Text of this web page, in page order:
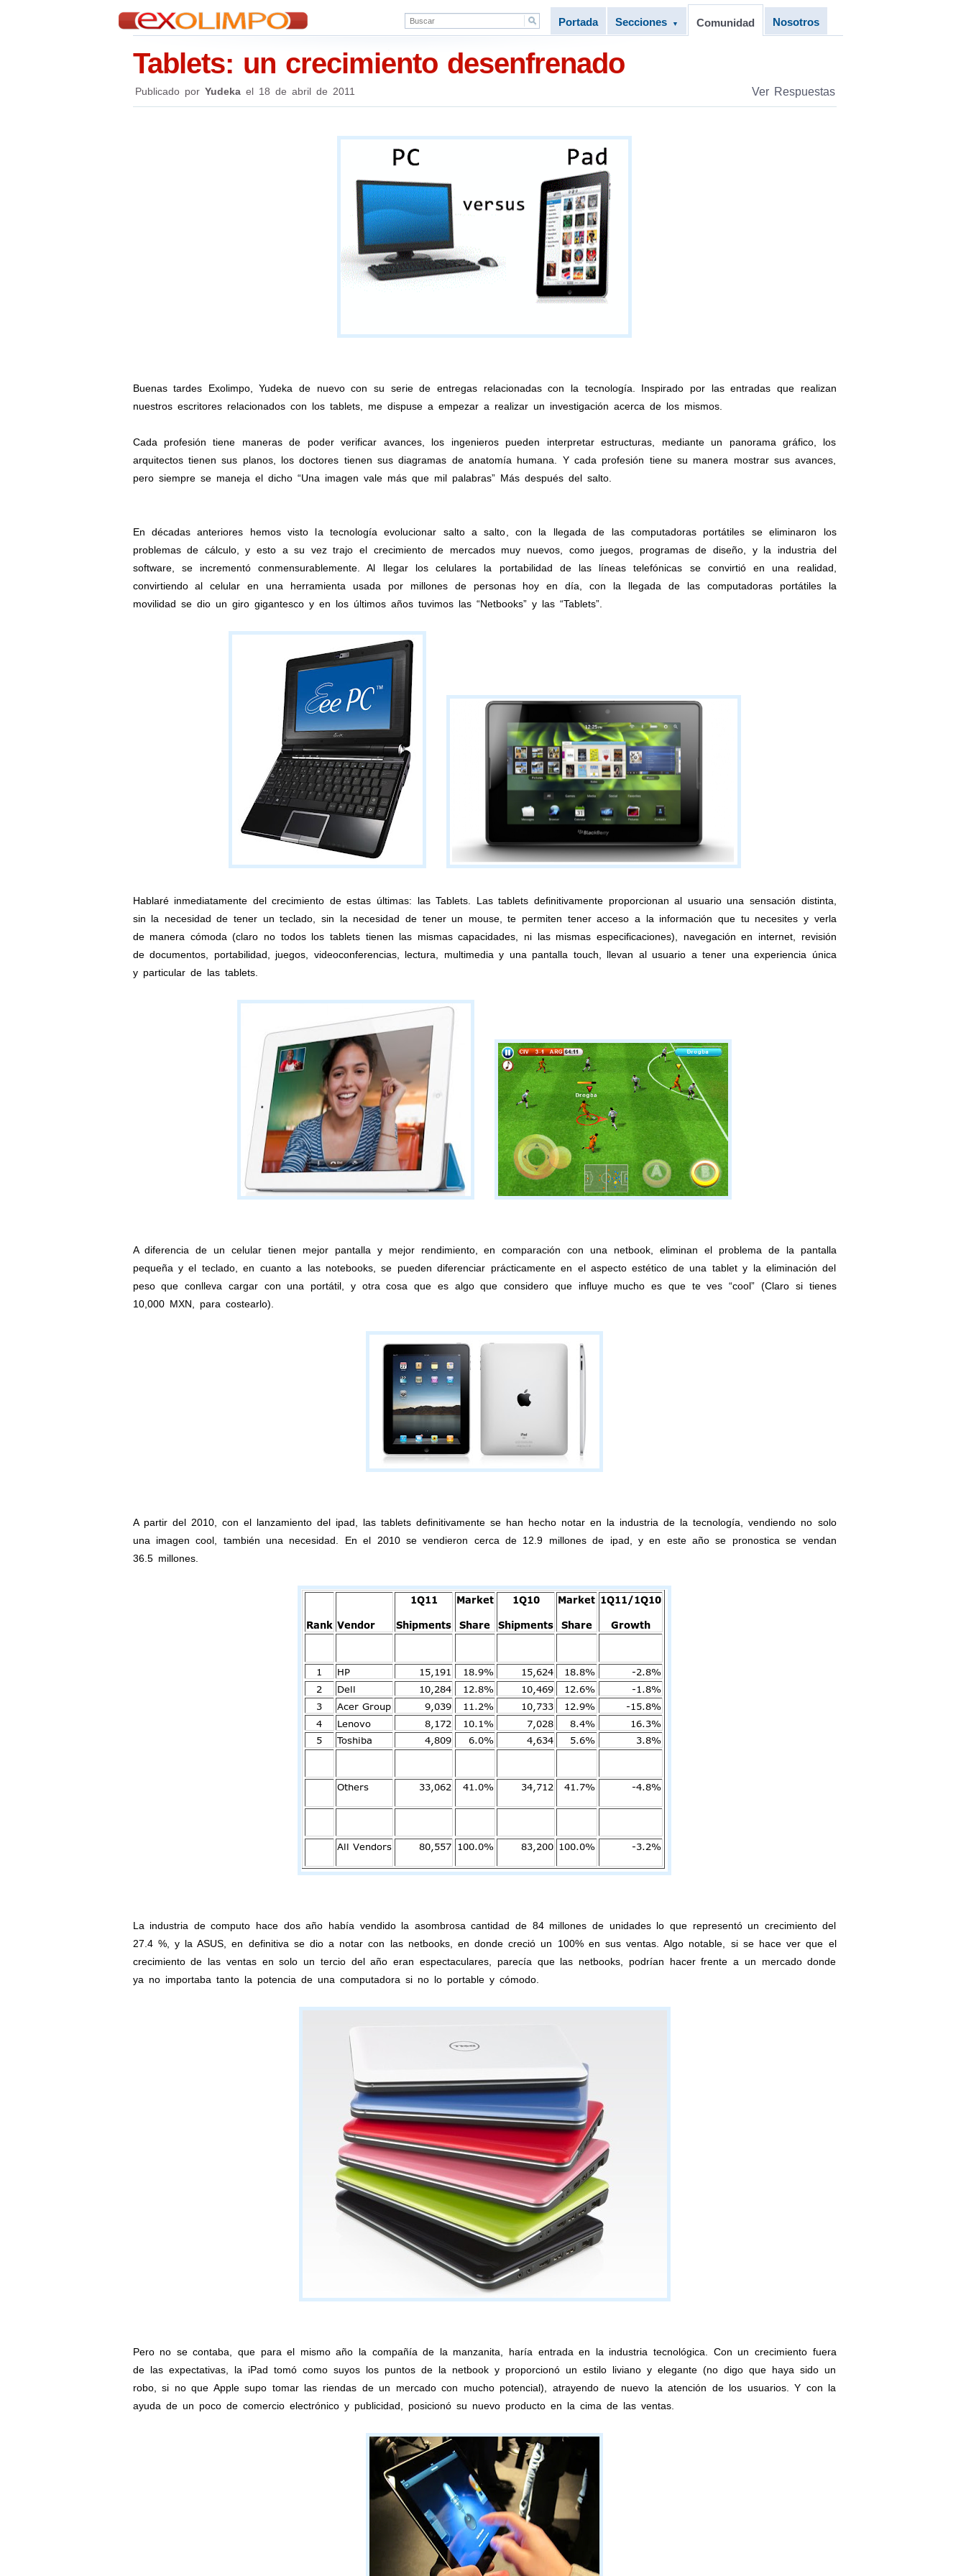
Portada Secciones ▼ Comunidad Nosotros
Tablets: un crecimiento desenfrenado
Publicado por Yudekael 18 de abril de 2011 Ver Respuestas
Buenas tardes Exolimpo, Yudeka de nuevo con su serie de entregas relacionadas con la tecnología. Inspirado por las entradas que realizan
nuestros escritores relacionados con los tablets, me dispuse a empezar a realizar un investigación acerca de los mismos.
Cada profesión tiene maneras de poder verificar avances, los ingenieros pueden interpretar estructuras, mediante un panorama gráfico, los
arquitectos tienen sus planos, los doctores tienen sus diagramas de anatomía humana. Y cada profesión tiene su manera mostrar sus avances,
pero siempre se maneja el dicho “Una imagen vale más que mil palabras” Más después del salto.
En décadas anteriores hemos visto la tecnología evolucionar salto a salto, con la llegada de las computadoras portátiles se eliminaron los
problemas de cálculo, y esto a su vez trajo el crecimiento de mercados muy nuevos, como juegos, programas de diseño, y la industria del
software, se incrementó conmensurablemente. Al llegar los celulares la portabilidad de las líneas telefónicas se convirtió en una realidad,
convirtiendo al celular en una herramienta usada por millones de personas hoy en día, con la llegada de las computadoras portátiles la
movilidad se dio un giro gigantesco y en los últimos años tuvimos las “Netbooks” y las “Tablets”.
Hablaré inmediatamente del crecimiento de estas últimas: las Tablets. Las tablets definitivamente proporcionan al usuario una sensación distinta,
sin la necesidad de tener un teclado, sin la necesidad de tener un mouse, te permiten tener acceso a la información que tu necesites y verla
de manera cómoda (claro no todos los tablets tienen las mismas capacidades, ni las mismas especificaciones), navegación en internet, revisión
de documentos, portabilidad, juegos, videoconferencias, lectura, multimedia y una pantalla touch, llevan al usuario a tener una experiencia única
y particular de las tablets.
A diferencia de un celular tienen mejor pantalla y mejor rendimiento, en comparación con una netbook, eliminan el problema de la pantalla
pequeña y el teclado, en cuanto a las notebooks, se pueden diferenciar prácticamente en el aspecto estético de una tablet y la eliminación del
peso que conlleva cargar con una portátil, y otra cosa que es algo que considero que influye mucho es que te ves “cool” (Claro si tienes
10,000 MXN, para costearlo).
A partir del 2010, con el lanzamiento del ipad, las tablets definitivamente se han hecho notar en la industria de la tecnología, vendiendo no solo
una imagen cool, también una necesidad. En el 2010 se vendieron cerca de 12.9 millones de ipad, y en este año se pronostica se vendan
36.5 millones.
La industria de computo hace dos año había vendido la asombrosa cantidad de 84 millones de unidades lo que representó un crecimiento del
27.4 %, y la ASUS, en definitiva se dio a notar con las netbooks, en donde creció un 100% en sus ventas. Algo notable, si se hace ver que el
crecimiento de las ventas en solo un tercio del año eran espectaculares, parecía que las netbooks, podrían hacer frente a un mercado donde
ya no importaba tanto la potencia de una computadora si no lo portable y cómodo.
Pero no se contaba, que para el mismo año la compañía de la manzanita, haría entrada en la industria tecnológica. Con un crecimiento fuera
de las expectativas, la iPad tomó como suyos los puntos de la netbook y proporcionó un estilo liviano y elegante (no digo que haya sido un
robo, si no que Apple supo tomar las riendas de un mercado con mucho potencial), atrayendo de nuevo la atención de los usuarios. Y con la
ayuda de un poco de comercio electrónico y publicidad, posicionó su nuevo producto en la cima de las ventas.